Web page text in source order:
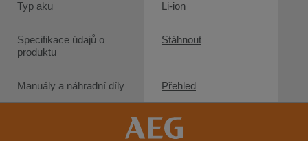
Typ aku
Specifikace údajů o
produktu
Manuály a náhradní díly
Li-ion
Stáhnout
Přehled